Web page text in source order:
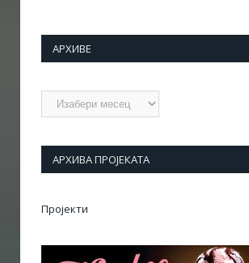
АРХИВЕ
Архиве
АРХИВА ПРОЈЕКАТА
Пројекти